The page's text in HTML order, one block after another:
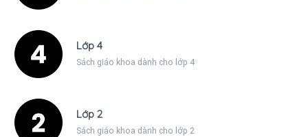
Lớp 4
Sách giáo khoa dành cho lớp 4
Lớp 2
Sách giáo khoa dành cho lớp 2